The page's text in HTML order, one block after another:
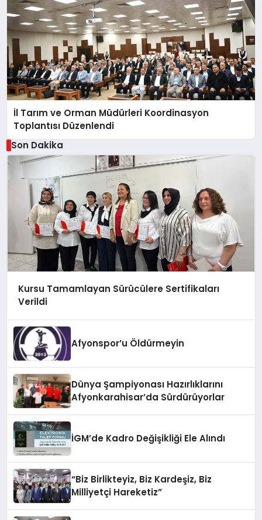
İl Tarım ve Orman Müdürleri Koordinasyon
Toplantısı Düzenlendi
Son Dakika
Kursu Tamamlayan Sürücülere Sertifikaları
Verildi
Afyonspor’u Öldürmeyin
Dünya Şampiyonası Hazırlıklarını
Afyonkarahisar’da Sürdürüyorlar
İGM’de Kadro Değişikliği Ele Alındı
“Biz Birlikteyiz, Biz Kardeşiz, Biz
Milliyetçi Hareketiz”